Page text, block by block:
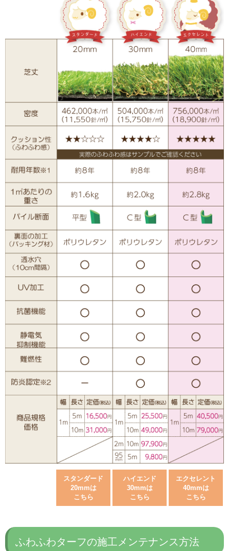
スタンダード
20mmは
こちら
ハイエンド
30mmは
こちら
エクセレント
40mmは
こちら
ふわふわターフの施工メンテナンス方法